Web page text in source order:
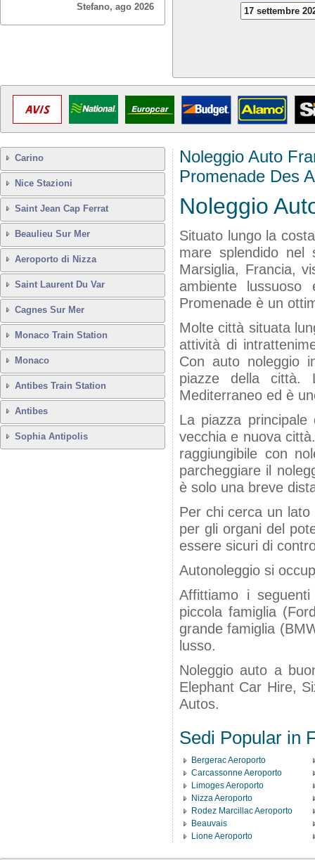
Stefano, ago 2026
Carino
Nice Stazioni
Saint Jean Cap Ferrat
Beaulieu Sur Mer
Aeroporto di Nizza
Saint Laurent Du Var
Cagnes Sur Mer
Monaco Train Station
Monaco
Antibes Train Station
Antibes
Sophia Antipolis
Noleggio Auto
Promenade Des
Noleggio
Situato lungo la
mare splendido nel
Marsiglia, Francia,
ambiente
Promenade è un
Molte città situata
attività di
Con auto noleggio
piazze della città.
Mediterraneo ed è
La piazza
vecchia e nuova
raggiungibile con
parcheggiare il
è solo una breve
Per chi cerca un
per gli organi del
essere sicuri di
Autonoleggio si
Affittiamo i
piccola famiglia
grande famiglia
lusso.
Noleggio auto a
Elephant Car Hire,
Autos.
Sedi Popular in
Bergerac Aeroporto
Carcassonne Aeroporto
Limoges Aeroporto
Nizza Aeroporto
Rodez Marcillac Aeroporto
Beauvais
Lione Aeroporto